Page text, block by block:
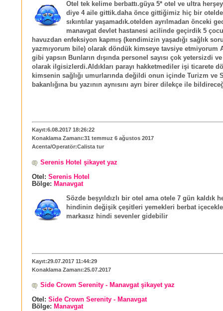
Otel tek kelime berbattı.güya 5* otel ve ultra
diye 4 aile gittik.daha önce gittiğimiz hiç bir
sıkıntılar yaşamadık.otelden ayrılmadan önceki
manavgat devlet hastanesi acilinde geçirdik 5
havuzdan enfeksiyon kapmış (kendimizin yaşadığı sağlık
yazmıyorum bile) olarak döndük kimseye tavsiye etmiyorum
gibi yapsın Bunların dışında personel sayısı çok yetersizdi
olarak ilgisizlerdi.Aldıkları parayı hakketmediler işi ticarete
kimsenin sağlığı umurlarında değildi onun içinde Turizm ve
bakanlığına bu yazının aynısını ayrı birer dilekçe ile
Kayıt:6.08.2017 18:26:22
Konaklama Zamanı:31 temmuz 6 ağustos 2017
Acenta/Operatör:Calista tur
Serenis Hotel şikayet yaz
Otel: Serenis Hotel
Bölge: Manavgat
Sözde beşyıldızlı bir otel ama otele 7 gün kaldık
hindinin değişik çeşitleri yemekleri berbat
markasız hindi sevenler gidebilir
Kayıt:29.07.2017 11:44:29
Konaklama Zamanı:25.07.2017
Side Crown Serenity - Manavgat şikayet yaz
Otel: Side Crown Serenity - Manavgat
Bölge: Manavgat